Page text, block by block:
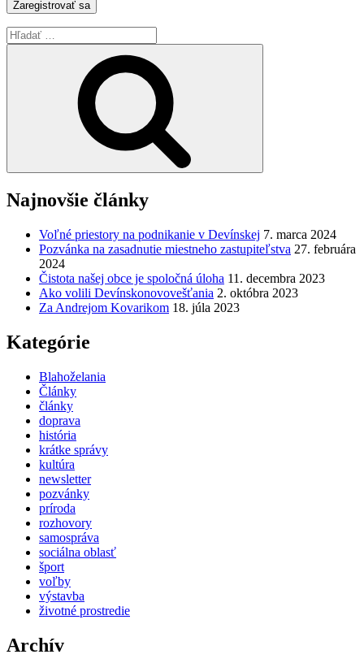
Hľadať:
Najnovšie články
Voľné priestory na podnikanie v Devínskej 7. marca 2024
Pozvánka na zasadnutie miestneho zastupiteľstva 27. februára
2024
Čistota našej obce je spoločná úloha 11. decembra 2023
Ako volili Devínskonovovešťania 2. októbra 2023
Za Andrejom Kovarikom 18. júla 2023
Kategórie
Blahoželania
Články
články
doprava
história
krátke správy
kultúra
newsletter
pozvánky
príroda
rozhovory
samospráva
sociálna oblasť
šport
voľby
výstavba
životné prostredie
Archív